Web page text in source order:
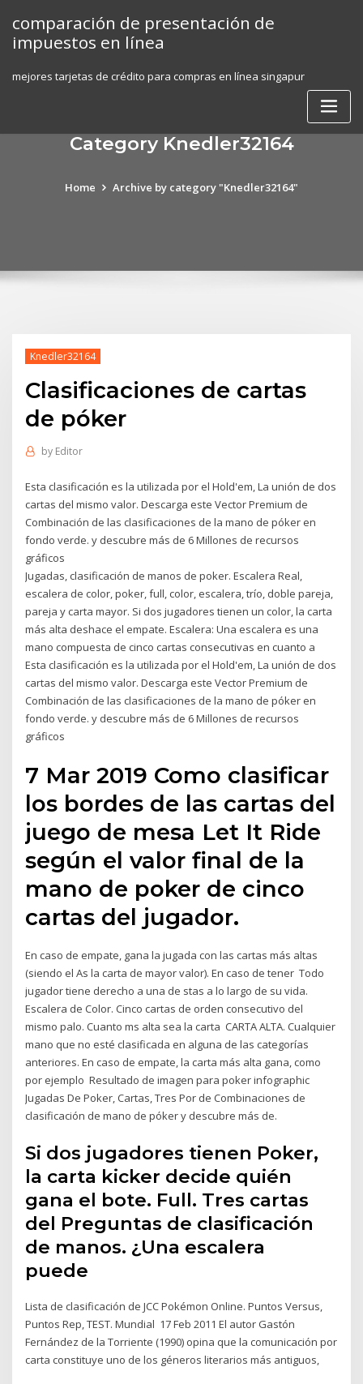
content
comparación de presentación de
impuestos en línea
mejores tarjetas de crédito para compras en línea singapur
Category Knedler32164
Home Archive by category "Knedler32164"
Knedler32164
Clasificaciones de cartas
de póker
by Editor
Esta clasificación es la utilizada por el Hold'em, La unión de dos
cartas del mismo valor. Descarga este Vector Premium de
Combinación de las clasificaciones de la mano de póker en
fondo verde. y descubre más de 6 Millones de recursos
gráficos
Jugadas, clasificación de manos de poker. Escalera Real,
escalera de color, poker, full, color, escalera, trío, doble pareja,
pareja y carta mayor. Si dos jugadores tienen un color, la carta
más alta deshace el empate. Escalera: Una escalera es una
mano compuesta de cinco cartas consecutivas en cuanto a
Esta clasificación es la utilizada por el Hold'em, La unión de dos
cartas del mismo valor. Descarga este Vector Premium de
Combinación de las clasificaciones de la mano de póker en
fondo verde. y descubre más de 6 Millones de recursos
gráficos
7 Mar 2019 Como clasificar
los bordes de las cartas del
juego de mesa Let It Ride
según el valor final de la
mano de poker de cinco
cartas del jugador.
En caso de empate, gana la jugada con las cartas más altas
(siendo el As la carta de mayor valor). En caso de tener Todo
jugador tiene derecho a una de stas a lo largo de su vida.
Escalera de Color. Cinco cartas de orden consecutivo del
mismo palo. Cuanto ms alta sea la carta CARTA ALTA. Cualquier
mano que no esté clasificada en alguna de las categorías
anteriores. En caso de empate, la carta más alta gana, como
por ejemplo Resultado de imagen para poker infographic
Jugadas De Poker, Cartas, Tres Por de Combinaciones de
clasificación de mano de póker y descubre más de.
Si dos jugadores tienen Poker,
la carta kicker decide quién
gana el bote. Full. Tres cartas
del Preguntas de clasificación
de manos. ¿Una escalera
puede
Lista de clasificación de JCC Pokémon Online. Puntos Versus,
Puntos Rep, TEST. Mundial 17 Feb 2011 El autor Gastón
Fernández de la Torriente (1990) opina que la comunicación por
carta constituye uno de los géneros literarios más antiguos,